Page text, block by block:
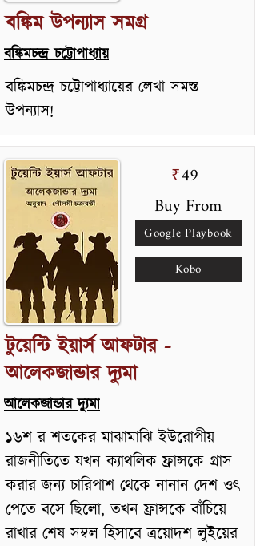
বঙ্কিম উপন্যাস সমগ্র
বঙ্কিমচন্দ্র চট্টোপাধ্যায়
বঙ্কিমচন্দ্র চট্টোপাধ্যায়ের লেখা সমস্ত
উপন্যাস!
₹49
Buy From
Google Playbook
Kobo
টুয়েন্টি ইয়ার্স আফটার -
আলেকজান্ডার দ্যুমা
আলেকজান্ডার দ্যুমা
১৬শ র শতকের মাঝামাঝি ইউরোপীয়
রাজনীতিতে যখন ক্যাথলিক ফ্রান্সকে গ্রাস
করার জন্য চারিপাশ থেকে নানান দেশ ওৎ
পেতে বসে ছিলো, তখন ফ্রান্সকে বাঁচিয়ে
রাখার শেষ সম্বল হিসাবে ত্রয়োদশ লুইয়ের